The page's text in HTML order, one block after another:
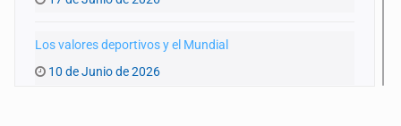
Los valores deportivos y el Mundial
10 de Junio de 2026